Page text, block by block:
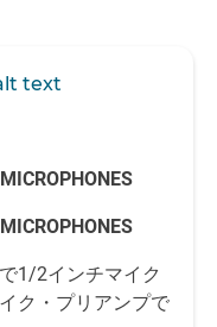
1/2インチマイク
ク・プリアンプで